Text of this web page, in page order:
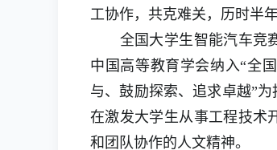
工协作，共克难关，历时半
全国大学生智能汽车竞赛
中国高等教育学会纳入“全
与、鼓励探索、追求卓越”
在激发大学生从事工程技术
和团队协作的人文精神。